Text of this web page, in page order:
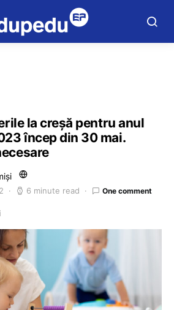
la creșă pentru anul
încep din 30 mai.
6 minute read One comment